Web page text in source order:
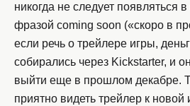
никогда не следует появляться
фразой coming soon («скоро в
если речь о трейлере игры,
собирались через Kickstarter, и
выйти еще в прошлом декабре.
приятно видеть трейлер к новой